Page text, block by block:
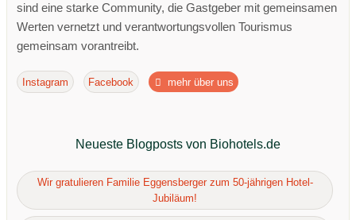
sind eine starke Community, die Gastgeber mit gemeinsamen
Werten vernetzt und verantwortungsvollen Tourismus
gemeinsam vorantreibt.
Instagram Facebook mehr über uns
Neueste Blogposts von Biohotels.de
Wir gratulieren Familie Eggensberger zum 50-jährigen Hotel-
Jubiläum!